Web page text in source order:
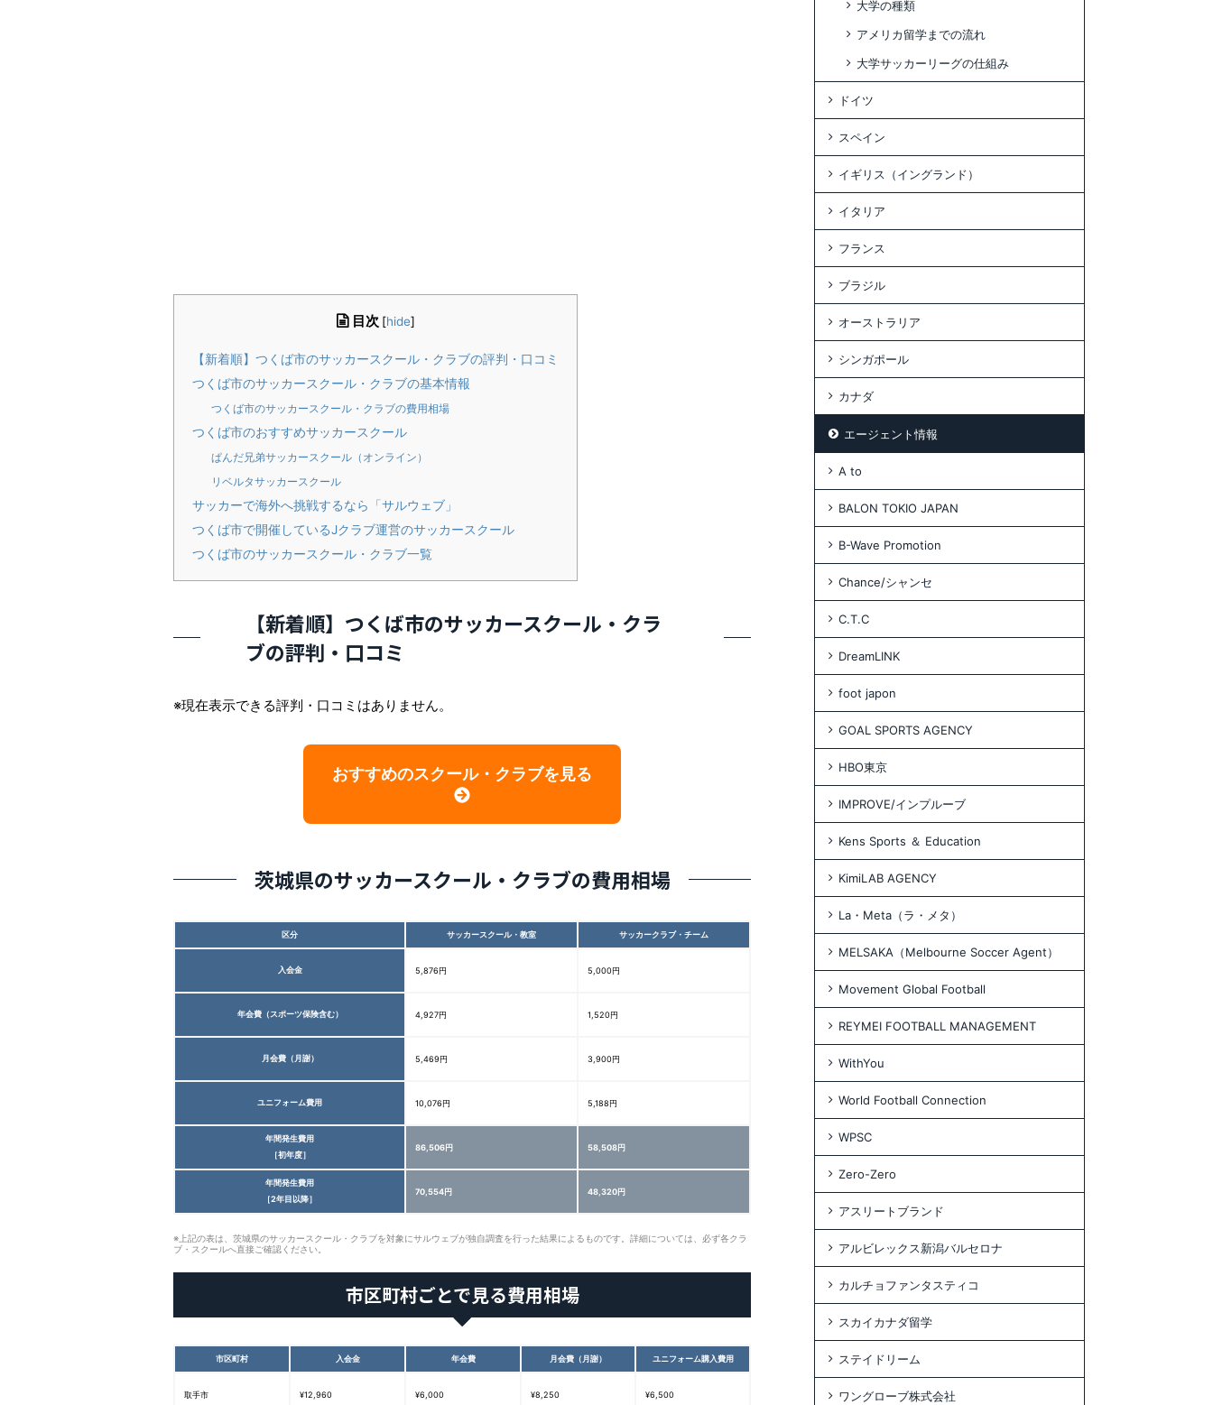
目次 [hide]
【新着順】つくば市のサッカースクール・クラブの評判・口コミ
つくば市のサッカースクール・クラブの基本情報
つくば市のサッカースクール・クラブの費用相場
つくば市のおすすめサッカースクール
ぱんだ兄弟サッカースクール（オンライン）
リベルタサッカースクール
サッカーで海外へ挑戦するなら「サルウェブ」
つくば市で開催しているJクラブ運営のサッカースクール
つくば市のサッカースクール・クラブ一覧
【新着順】つくば市のサッカースクール・クラ
ブの評判・口コミ
※現在表示できる評判・口コミはありません。
おすすめのスクール・クラブを見る
茨城県のサッカースクール・クラブの費用相場
区分 サッカースクール・教室 サッカークラブ・チーム
入会金 5,876円 5,000円
年会費（スポーツ保険含む） 4,927円 1,520円
月会費（月謝） 5,469円 3,900円
ユニフォーム費用 10,076円 5,188円
年間発生費用
［初年度］
86,506円 58,508円
年間発生費用
［2年目以降］
70,554円 48,320円
※上記の表は、茨城県のサッカースクール・クラブを対象にサルウェブが独自調査を行った結果によるものです。詳細については、必ず各クラ
ブ・スクールへ直接ご確認ください。
市区町村ごとで見る費用相場
市区町村 入会金 年会費 月会費（月謝） ユニフォーム購入費用
取手市 ¥12,960 ¥6,000 ¥8,250 ¥6,500
大学の種類
アメリカ留学までの流れ
大学サッカーリーグの仕組み
ドイツ
スペイン
イギリス（イングランド）
イタリア
フランス
ブラジル
オーストラリア
シンガポール
カナダ
エージェント情報
A to
BALON TOKIO JAPAN
B-Wave Promotion
Chance/シャンセ
C.T.C
DreamLINK
foot japon
GOAL SPORTS AGENCY
HBO東京
IMPROVE/インプルーブ
Kens Sports ＆ Education
KimiLAB AGENCY
La・Meta（ラ・メタ）
MELSAKA（Melbourne Soccer Agent）
Movement Global Football
REYMEI FOOTBALL MANAGEMENT
WithYou
World Football Connection
WPSC
Zero-Zero
アスリートブランド
アルビレックス新潟バルセロナ
カルチョファンタスティコ
スカイカナダ留学
ステイドリーム
ワングローブ株式会社